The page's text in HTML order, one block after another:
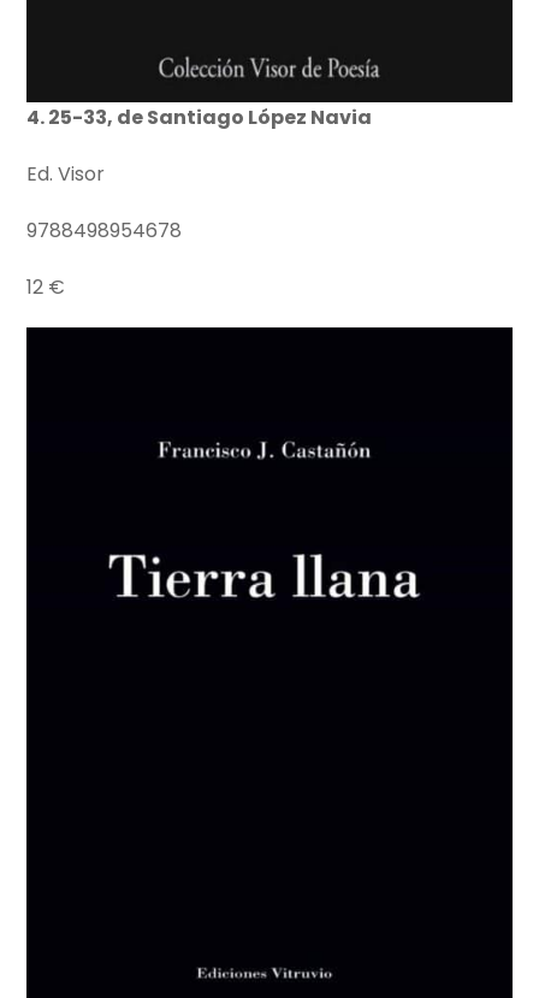
4. 25-33, de Santiago López Navia
Ed. Visor
9788498954678
12 €